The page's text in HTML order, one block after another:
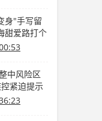
"手写留
甜爱路打个
中风险区
紧迫提示